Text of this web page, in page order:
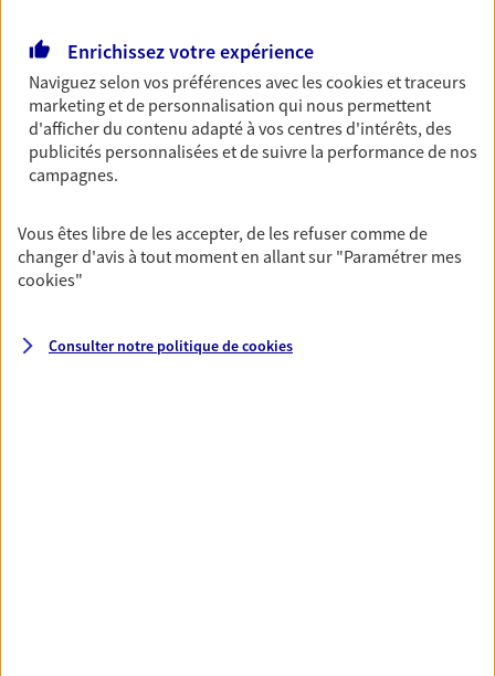
Multirisque Entreprise
Gagnez en simplicité et en sérénité avec votre
assurance multirisque entreprise. Un contrat
unique pour protéger vos locaux, matériels pro,
responsabilité civile.
Découvrir l'offre Multirisque Entreprise
Enrichissez votre expérience
Naviguez selon vos préférences avec lescookies et traceurs
marketing et de personnalisation qui nous permettent
d'afficher du contenu adapté à vos centres d'intérêts, des
publicités personnalisées et de suivre la performance de nos
campagnes.
Vous êtes libre de les accepter, de les refuser comme de
changer d'avis à tout moment en allant sur "Paramétrer mes
cookies"
Consulter notre politique decookies